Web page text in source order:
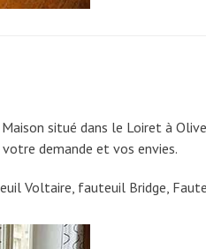
situé dans le Loiret à
demande et vos envies.
Voltaire, fauteuil Bridge,